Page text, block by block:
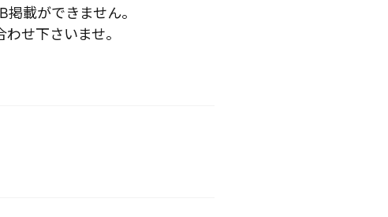
載ができません。
せ下さいませ。